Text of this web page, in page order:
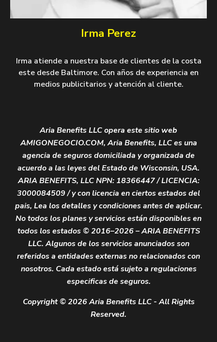
Irma Perez
Irma atiende a nuestra base de clientes de la costa
este desde Baltimore. Con años de experiencia en
medios publicitarios y atención al cliente.
Aria Benefits LLC opera este sitio web
AMIGONEGOCIO.COM, Aria Benefits, LLC es una
agencia de seguros domiciliada y organizada de
acuerdo a las leyes del Estado de Wisconsin, USA.
ARIA BENEFITS, LLC NPN: 18366447 / LICENCIA:
3000084509 / y con licencia en ciertos estados del
pais, Lea los detalles y condiciones antes de aplicar.
No todos los planes y servicios están disponibles en
todos los estados © 2016–2026 – ARIA BENEFITS
LLC. Algunos de los servicios anunciados son
referidos a entidades externas no relacionados con
nosotros. Cada estado está sujeto a regulaciones
especificas de seguros.
Copyright © 2026 Aria Benefits LLC - All Rights
Reserved.